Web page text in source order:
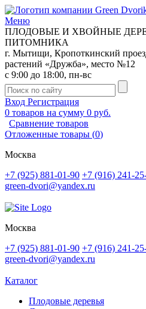
Меню
ПЛОДОВЫЕ И ХВОЙНЫЕ
ПИТОМНИКА
г. Мытищи, Кропоткинский
растений «Дружба», место №12
с 9:00 до 18:00, пн-вс
Вход Регистрация
0 товаров на сумму 0 руб.
Сравнение товаров
Отложенные товары (0)
Москва
+7 (925) 881-01-90 +7 (916) 241-
green-dvori@yandex.ru
Москва
+7 (925) 881-01-90 +7 (916) 241-
green-dvori@yandex.ru
Каталог
Плодовые деревья